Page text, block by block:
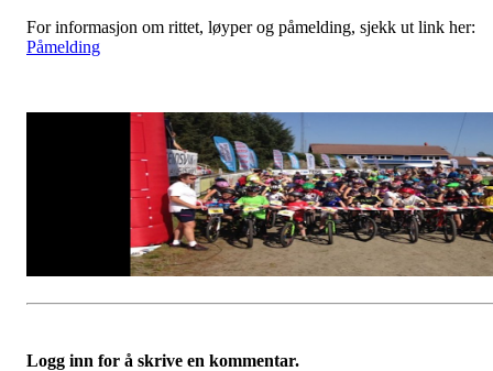
For informasjon om rittet, løyper og påmelding, sjekk ut link her:
Påmelding
Logg inn for å skrive en kommentar.